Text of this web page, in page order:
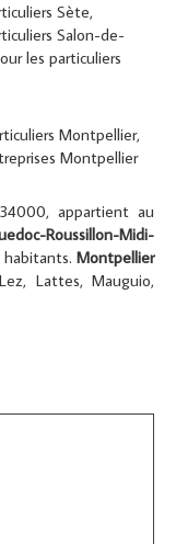
Sète,
Salon-de-
les particuliers
Montpellier,
Montpellier
appartient au
Roussillon-Midi-
habitants. Montpellier
Lattes, Mauguio,